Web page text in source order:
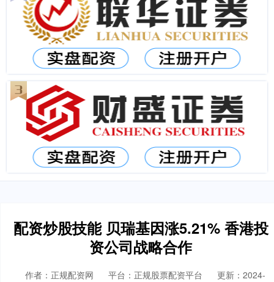
配资炒股技能 贝瑞基因涨5.21% 香港投
资公司战略合作
作者：正规配资网 平台：正规股票配资平台
更新：2024-